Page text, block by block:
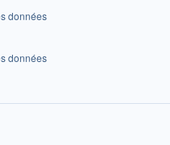
données
données